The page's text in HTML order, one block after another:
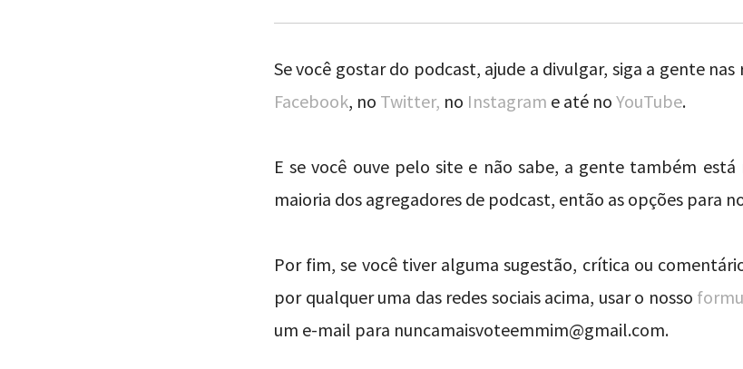
Se você gostar do podcast, ajude a divulgar, siga a gente nas
Facebook, no Twitter, no Instagram e até no YouTube.
E se você ouve pelo site e não sabe, a gente também está
maioria dos agregadores de podcast, então as opções para
Por fim, se você tiver alguma sugestão, crítica ou
por qualquer uma das redes sociais acima, usar o nosso
um e-mail para nuncamaisvoteemmim@gmail.com.